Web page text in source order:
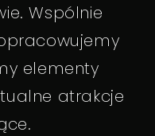
Wspólnie
elementy
atrakcje